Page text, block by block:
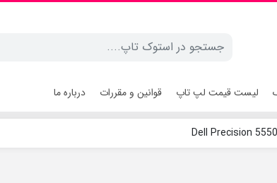
لیست قیمت لپ تاپ قوانین و مقررات درباره ما